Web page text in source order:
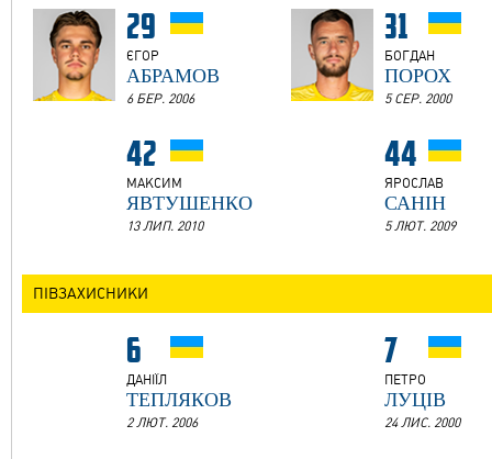
29
ЄГОР
АБРАМОВ
6 БЕР. 2006
31
БОГДАН
ПОРОХ
5 СЕР. 2000
42
МАКСИМ
ЯВТУШЕНКО
13 ЛИП. 2010
44
ЯРОСЛАВ
САНІН
5 ЛЮТ. 2009
ПІВЗАХИСНИКИ
6
ДАНІЇЛ
ТЕПЛЯКОВ
2 ЛЮТ. 2006
7
ПЕТРО
ЛУЦІВ
24 ЛИС. 2000